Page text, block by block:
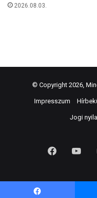
© Copyright 2026,
Impresszum
Jogi
Facebook